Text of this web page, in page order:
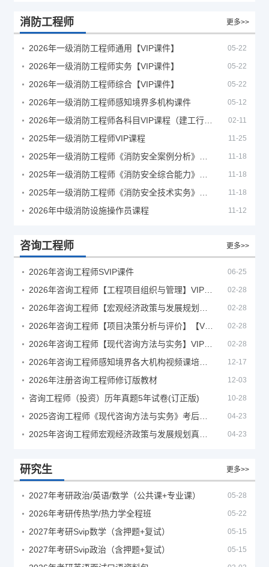
消防工程师 更多>>
2026年一级消防工程师通用【VIP课件】 05-22
2026年一级消防工程师实务【VIP课件】 05-22
2026年一级消防工程师综合【VIP课件】 05-22
2026年一级消防工程师感知境界多机构课件 05-12
02-11
2025年一级消防工程师VIP课程 11-25
11-18
11-18
11-18
2026年中级消防设施操作员课程 11-12
咨询工程师 更多>>
2026年咨询工程师SVIP课件 06-25
02-28
02-28
02-28
02-28
12-17
2026年注册咨询工程师修订版教材 12-03
咨询工程师（投资）历年真题5年试卷(订正版) 10-28
04-23
04-23
研究生 更多>>
2027年考研政治/英语/数学（公共课+专业课） 05-28
2026年考研传热学/热力学全程班 05-22
2027年考研Svip数学（含押题+复试） 05-15
2027年考研Svip政治（含押题+复试） 05-15